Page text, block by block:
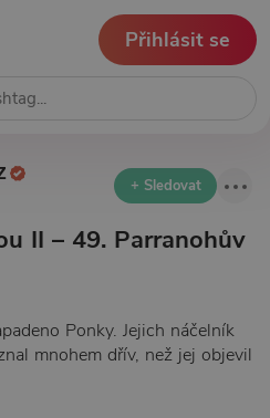
Přihlásit se
+ Sledovat
II – 49. Parranohův
Ponky. Jejich náčelník
mnohem dřív, než jej objevil